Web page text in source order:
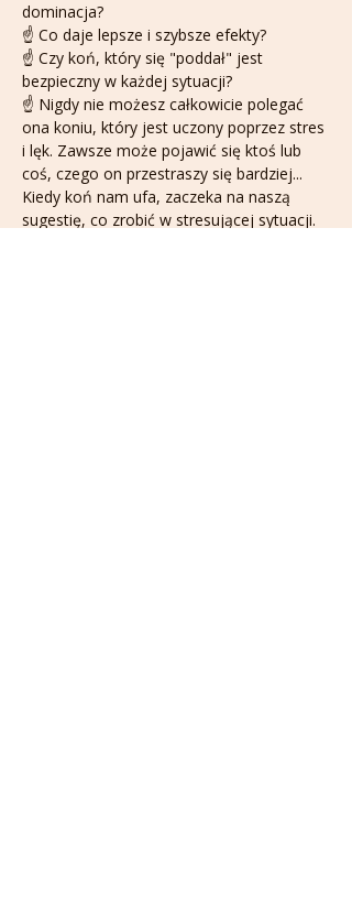
dominacja?
☝️ Co daje lepsze i szybsze efekty?
☝️ Czy koń, który się "poddał" jest
bezpieczny w każdej sytuacji?
☝️ Nigdy nie możesz całkowicie polegać
ona koniu, który jest uczony poprzez stres
i lęk. Zawsze może pojawić się ktoś lub
coś, czego on przestraszy się bardziej...
Kiedy koń nam ufa, zaczeka na naszą
sugestię, co zrobić w stresującej sytuacji.